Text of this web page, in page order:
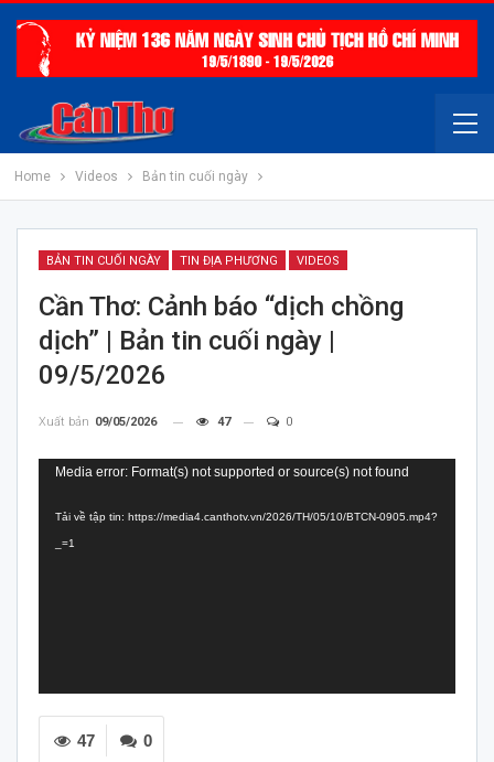
Home Videos Bản tin cuối ngày
BẢN TIN CUỐI NGÀY TIN ĐỊA PHƯƠNG VIDEOS
Cần Thơ: Cảnh báo “dịch chồng
dịch” | Bản tin cuối ngày |
09/5/2026
Xuất bản 09/05/2026 47 0
Trình
Video
Media error: Format(s) not supported or source(s) not found
Tải về tập tin: https://media4.canthotv.vn/2026/TH/05/10/BTCN-0905.mp4?
_=1
0
47